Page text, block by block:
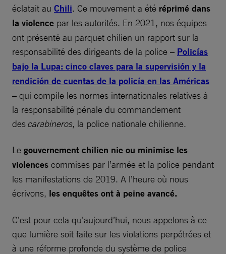
éclatait au Chili. Ce mouvement a été réprimé dans
la violence par les autorités. En 2021, nos équipes
ont présenté au parquet chilien un rapport sur la
responsabilité des dirigeants de la police – Policías
bajo la Lupa: cinco claves para la supervisión y la
rendición de cuentas de la policía en las Américas
– qui compile les normes internationales relatives à
la responsabilité pénale du commandement
descarabineros, la police nationale chilienne.
Le gouvernement chilien nie ou minimise les
violences commises par l’armée et la police pendant
les manifestations de 2019. A l’heure où nous
écrivons, les enquêtes ont à peine avancé.
C’est pour cela qu’aujourd’hui, nous appelons à ce
que lumière soit faite sur les violations perpétrées et
à une réforme profonde du système de police